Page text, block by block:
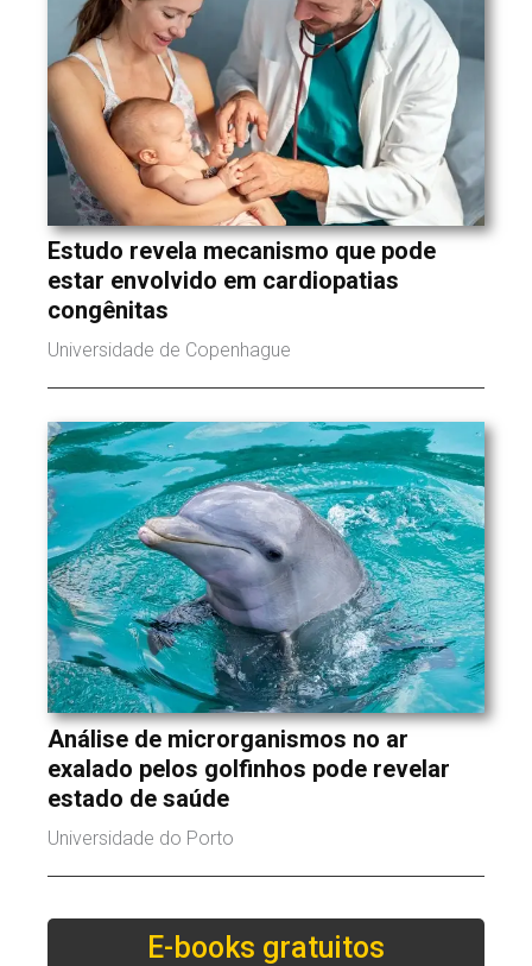
Estudo revela mecanismo que pode
estar envolvido em cardiopatias
congênitas
Universidade de Copenhague
Análise de microrganismos no ar
exalado pelos golfinhos pode revelar
estado de saúde
Universidade do Porto
E-books gratuitos